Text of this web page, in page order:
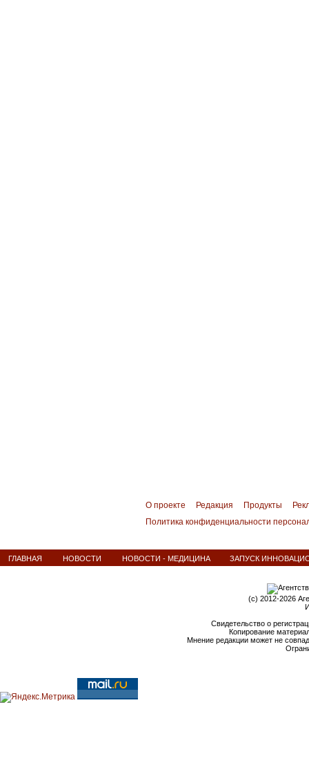
О проекте Редакция Продукты
Политика конфиденциальности
ГЛАВНАЯ НОВОСТИ НОВОСТИ - МЕДИЦИНА ЗАПУСК
(c) 2012-2026
Свидетельство о
Копирование
Мнение редакции может не